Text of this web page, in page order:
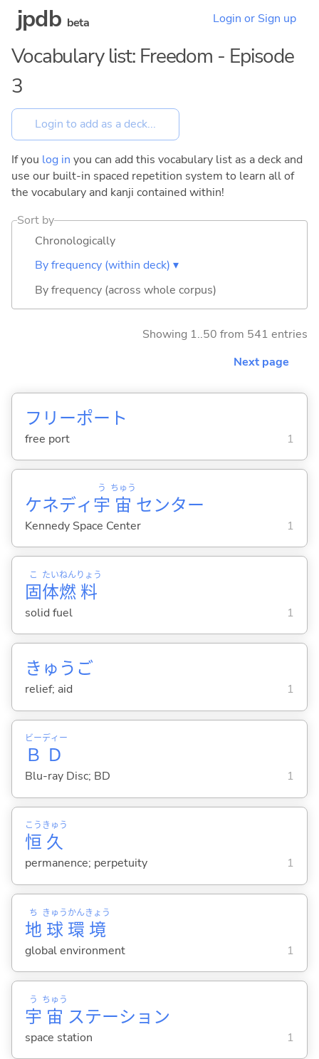
jpdb beta Login or Sign up
Vocabulary list: Freedom - Episode
3
If you log in you can add this vocabulary list as a deck and
use our built-in spaced repetition system to learn all of
the vocabulary and kanji contained within!
Sort by
Chronologically
By frequency (within deck) ▾
By frequency (across whole corpus)
Showing 1..50 from 541 entries
Next page
フリーポート
free port 1
ケネディ宇
う
宙
ちゅう
センター
Kennedy Space Center 1
固
こ
体
たい
燃
ねん
料
りょう
solid fuel 1
きゅうご
relief; aid 1
Ｂ
ビー
Ｄ
ディー
Blu-ray Disc; BD 1
恒
こう
久
きゅう
permanence; perpetuity 1
地
ち
球
きゅう
環
かん
境
きょう
global environment 1
宇
う
宙
ちゅう
ステーション
space station 1